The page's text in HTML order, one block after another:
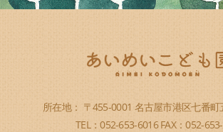
所在地： 〒455-0001 名古屋市港区七番
TEL：052-653-6016 FAX：052-